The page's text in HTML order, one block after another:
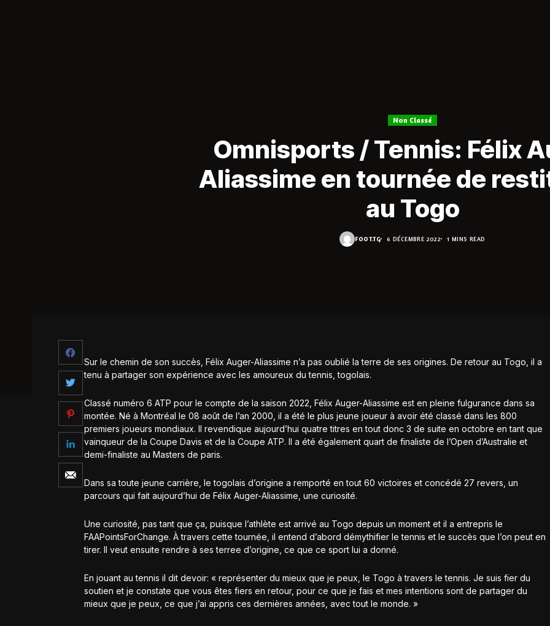
Non Classé
Omnisports / Tennis: Félix
Aliassime en tournée de
au Togo
FOOT.TG 6 DÉCEMBRE 2022 1 MINS READ
Sur le chemin de son succès, Félix Auger-Aliassime n’a pas oublié la terre de ses origines. De retour au Togo, il a
tenu à partager son expérience avec les amoureux du tennis, togolais.
Classé numéro 6 ATP pour le compte de la saison 2022, Félix Auger-Aliassime est en pleine fulgurance dans sa
montée. Né à Montréal le 08 août de l’an 2000, il a été le plus jeune joueur à avoir été classé dans les 800
premiers joueurs mondiaux. Il revendique aujourd’hui quatre titres en tout donc 3 de suite en octobre en tant que
vainqueur de la Coupe Davis et de la Coupe ATP. Il a été également quart de finaliste de l’Open d’Australie et
demi-finaliste au Masters de paris.
Dans sa toute jeune carrière, le togolais d’origine a remporté en tout 60 victoires et concédé 27 revers, un
parcours qui fait aujourd’hui de Félix Auger-Aliassime, une curiosité.
Une curiosité, pas tant que ça, puisque l’athlète est arrivé au Togo depuis un moment et il a entrepris le
FAAPointsForChange. À travers cette tournée, il entend d’abord démythifier le tennis et le succès que l’on peut en
tirer. Il veut ensuite rendre à ses terree d’origine, ce que ce sport lui a donné.
En jouant au tennis il dit devoir: « représenter du mieux que je peux, le Togo à travers le tennis. Je suis fier du
soutien et je constate que vous êtes fiers en retour, pour ce que je fais et mes intentions sont de partager du
mieux que je peux, ce que j’ai appris ces dernières années, avec tout le monde. »